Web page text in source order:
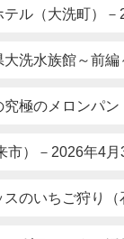
ル（大洗町）－
洗水族館～前
極のメロンパ
市）－2026年4月
のいちご狩り